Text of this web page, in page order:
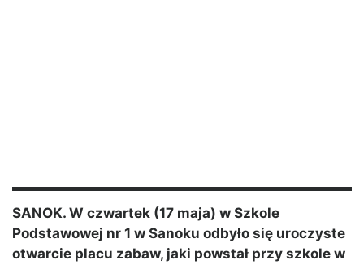
SANOK. W czwartek (17 maja) w Szkole
Podstawowej nr 1 w Sanoku odbyło się uroczyste
otwarcie placu zabaw, jaki powstał przy szkole w